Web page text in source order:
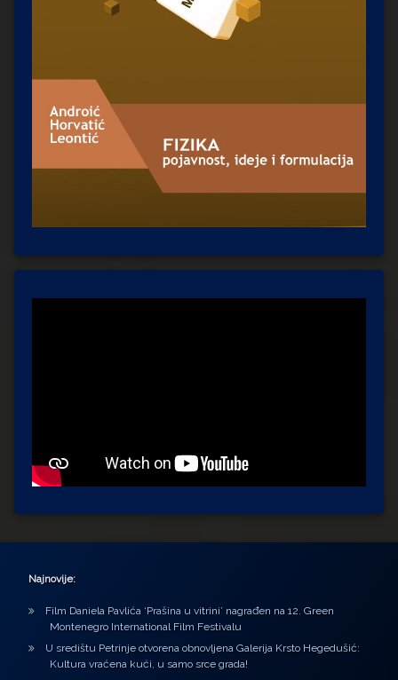
Najnovije:
Film Daniela Pavlića ‘Prašina u vitrini’ nagrađen na 12. Green
Montenegro International Film Festivalu
U središtu Petrinje otvorena obnovljena Galerija Krsto Hegedušić:
Kultura vraćena kući, u samo srce grada!